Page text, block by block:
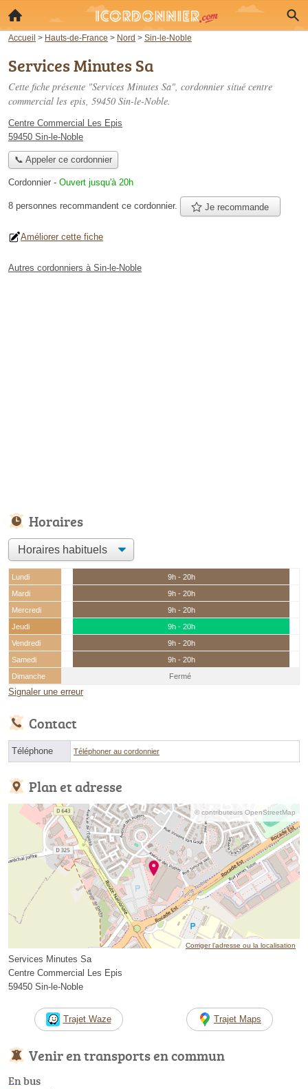
Accueil > Hauts-de-France > Nord > Sin-le-Noble
Services Minutes Sa
Cette fiche présente "Services Minutes Sa", cordonnier situé centre
commercial les epis, 59450 Sin-le-Noble.
Centre Commercial Les Epis
59450 Sin-le-Noble
📞 Appeler ce cordonnier
Cordonnier - Ouvert jusqu'à 20h
8 personnes recommandent ce cordonnier. Je recommande
Améliorer cette fiche
Autres cordonniers à Sin-le-Noble
Horaires
Lundi
9h - 20h
Mardi
9h - 20h
Mercredi
9h - 20h
Jeudi
9h - 20h
Vendredi
9h - 20h
Samedi
9h - 20h
Dimanche
Fermé
Signaler une erreur
Contact
Téléphone Téléphoner au cordonnier
Plan et adresse
© contributeurs OpenStreetMap
Corriger l’adresse ou la localisation
Services Minutes Sa
Centre Commercial Les Epis
59450 Sin-le-Noble
Trajet Waze Trajet Maps
Venir en transports en commun
En bus